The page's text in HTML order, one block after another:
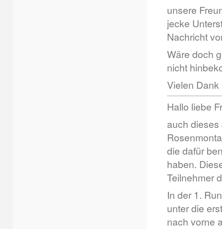
unsere
jecke
Nachricht
Wäre doch
nicht
Vielen Dank
Hallo liebe
auch
die dafür
haben.
Teilnehmer
In der 1.
unter die
nach vorne